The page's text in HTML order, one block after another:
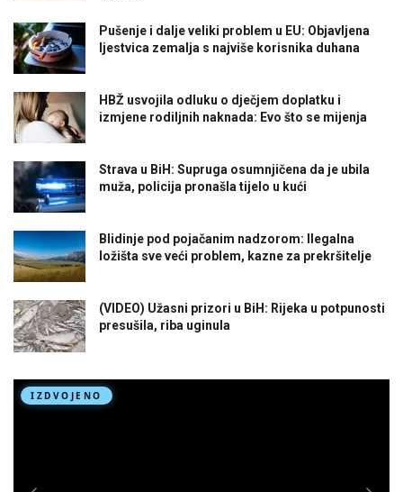
Pušenje i dalje veliki problem u EU: Objavljena
ljestvica zemalja s najviše korisnika duhana
HBŽ usvojila odluku o dječjem doplatku i
izmjene rodiljnih naknada: Evo što se mijenja
Strava u BiH: Supruga osumnjičena da je ubila
muža, policija pronašla tijelo u kući
Blidinje pod pojačanim nadzorom: Ilegalna
ložišta sve veći problem, kazne za prekršitelje
(VIDEO) Užasni prizori u BiH: Rijeka u potpunosti
presušila, riba uginula